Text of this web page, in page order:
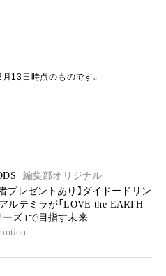
13日時点のものです。
編集部オリジナル
者プレゼントあり】ダイドードリン
ルテミラが「LOVE the EARTH
ーズ」で目指す未来